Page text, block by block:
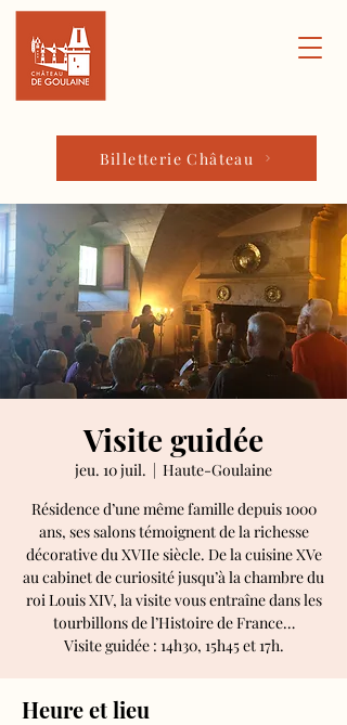
Billetterie Château
Visite guidée
jeu. 10 juil.
  |
Haute-Goulaine
Résidence d’une même famille depuis 1000
ans, ses salons témoignent de la richesse
décorative du XVIIe siècle. De la cuisine XVe
au cabinet de curiosité jusqu’à la chambre du
roi Louis XIV, la visite vous entraîne dans les
tourbillons de l’Histoire de France…
Visite guidée : 14h30, 15h45 et 17h.
Heure et lieu